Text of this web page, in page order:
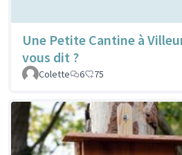
Une Petite Cantine à
vous dit ?
Colette 6 75